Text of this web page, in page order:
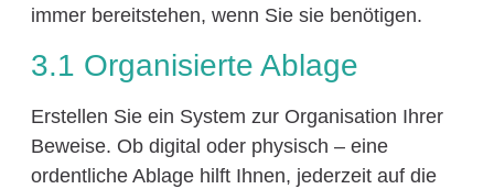
immer bereitstehen, wenn Sie sie benötigen.
3.1 Organisierte Ablage
Erstellen Sie ein System zur Organisation Ihrer
Beweise. Ob digital oder physisch – eine
ordentliche Ablage hilft Ihnen, jederzeit auf die